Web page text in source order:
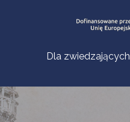
Dla zwiedzających